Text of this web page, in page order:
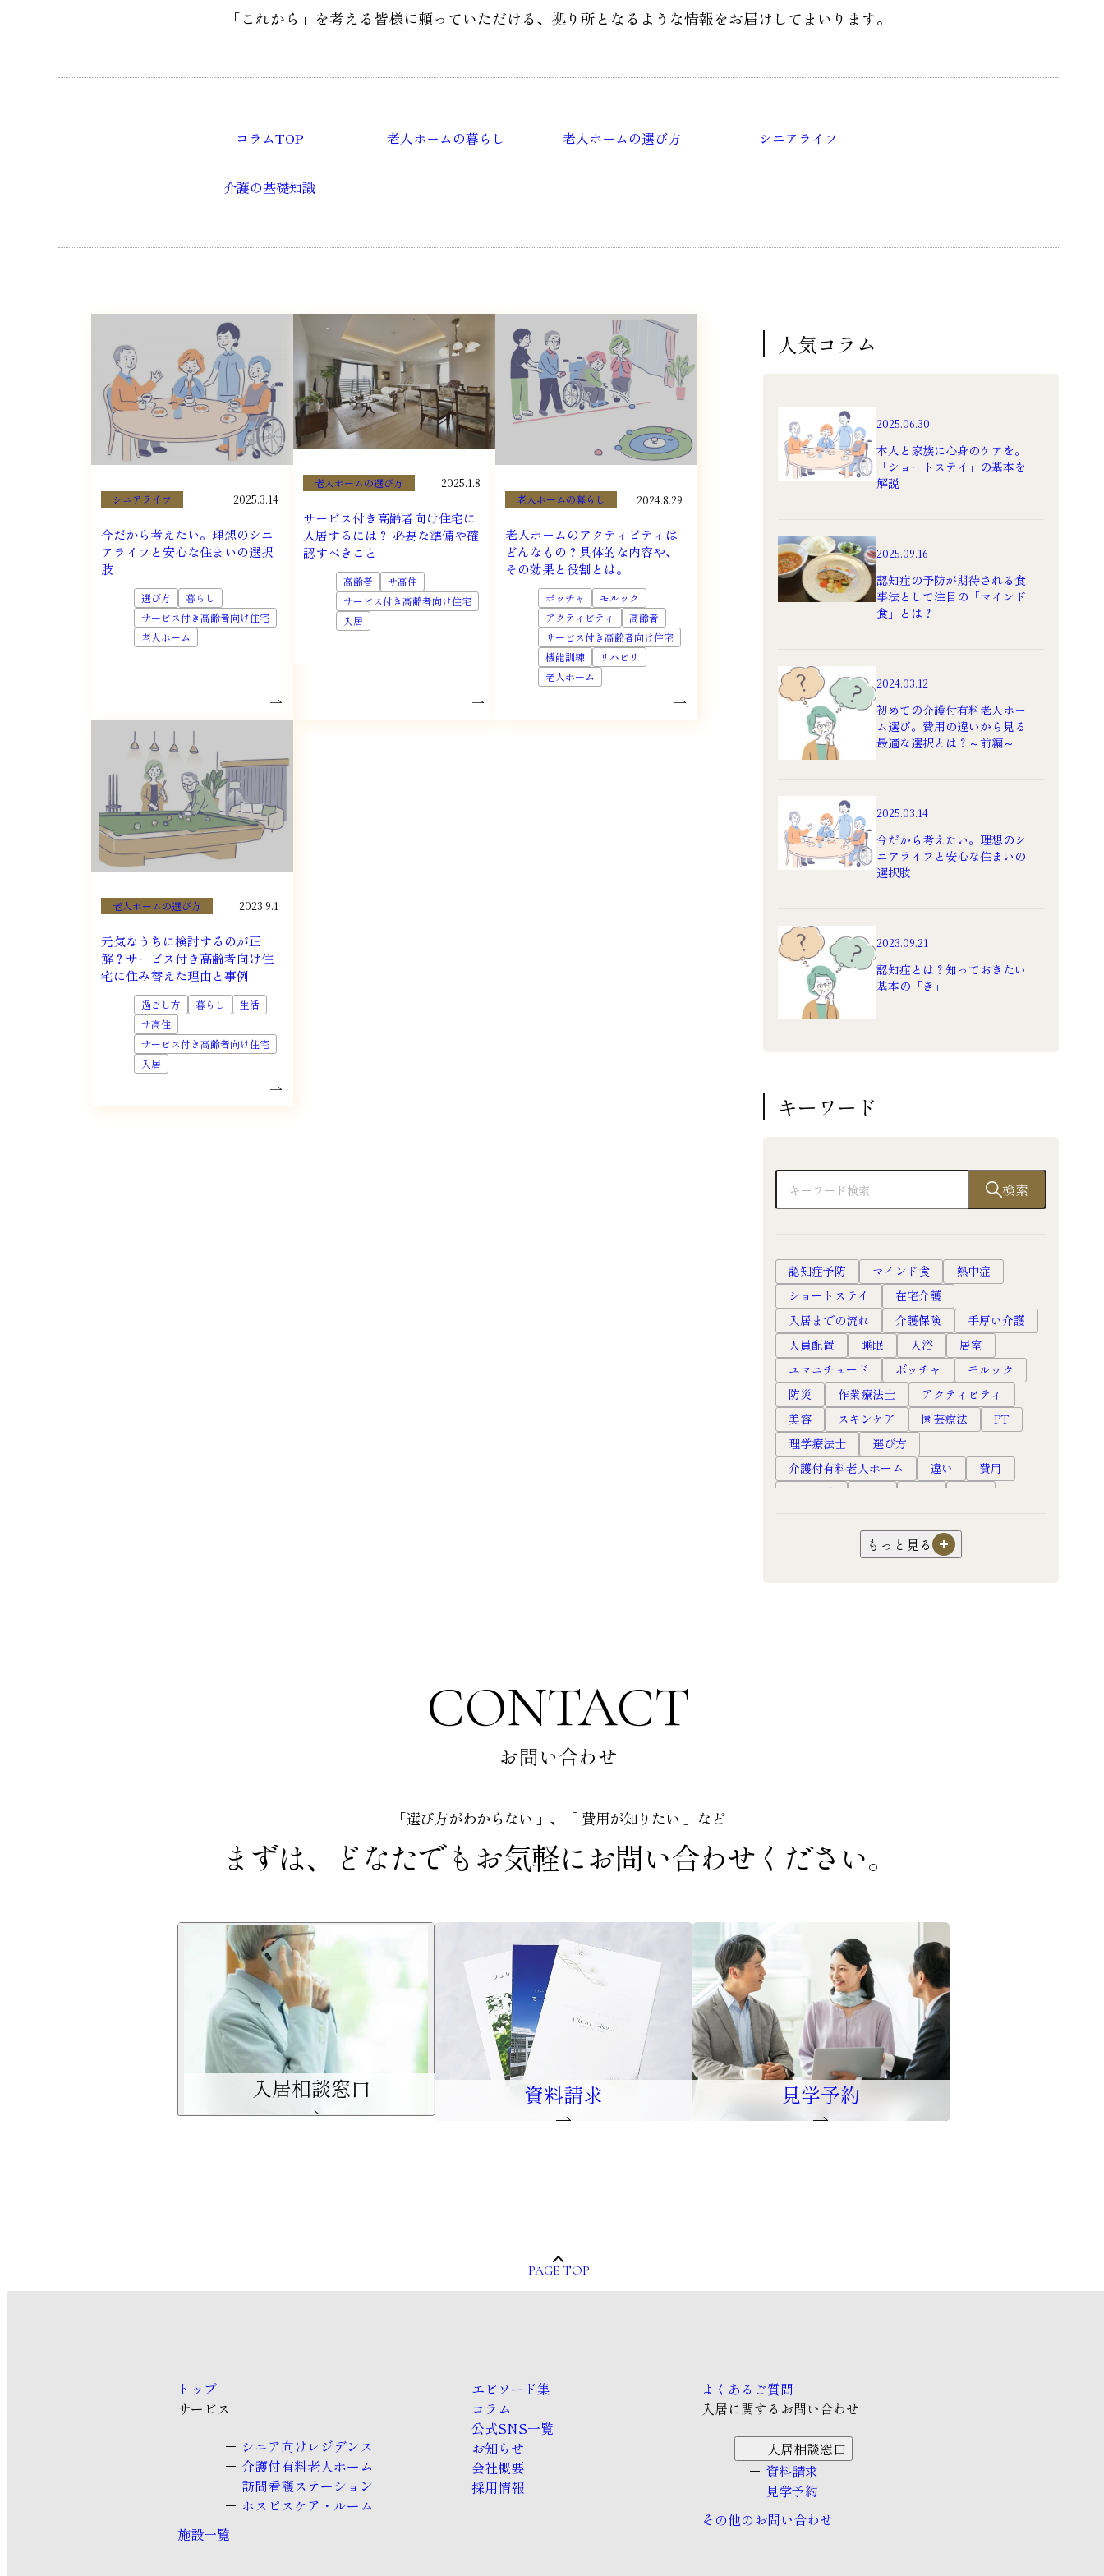
「これから」を考える皆様に頼っていただける、 拠り所となるような情報をお届けしてまいります。
コラムTOP 老人ホームの暮らし 老人ホームの選び方 シニアライフ
介護の基礎知識
シニアライフ 2025.3.14
今だから考えたい。理想のシニ
アライフと安心な住まいの選択
肢
選び方
暮らし
サービス付き高齢者向け住宅
老人ホーム
老人ホームの選び方 2025.1.8
サービス付き高齢者向け住宅に
入居するには？ 必要な準備や確
認すべきこと
高齢者
サ高住
サービス付き高齢者向け住宅
入居
老人ホームの暮らし 2024.8.29
老人ホームのアクティビティは
どんなもの？具体的な内容や、
その効果と役割とは。
ボッチャ
モルック
アクティビティ
高齢者
サービス付き高齢者向け住宅
機能訓練
リハビリ
老人ホーム
老人ホームの選び方 2023.9.1
元気なうちに検討するのが正
解？サービス付き高齢者向け住
宅に住み替えた理由と事例
過ごし方 暮らし
生活
サ高住
サービス付き高齢者向け住宅
入居
人気コラム
2025.06.30
本人と家族に心身のケアを。
「ショートステイ」の基本を
解説
2025.09.16
認知症の予防が期待される食
事法として注目の「マインド
食」とは？
2024.03.12
初めての介護付有料老人ホー
ム選び。費用の違いから見る
最適な選択とは？～前編～
2025.03.14
今だから考えたい。理想のシ
ニアライフと安心な住まいの
選択肢
2023.09.21
認知症とは？知っておきたい
基本の「き」
キーワード
検索
認知症予防 マインド食
熱中症
ショートステイ
在宅介護
入居までの流れ
介護保険
手厚い介護
人員配置
睡眠 入浴
居室
ユマニチュード
ボッチャ
モルック
防災
作業療法士
アクティビティ
美容
スキンケア 園芸療法
PT
理学療法士
選び方
介護付有料老人ホーム
違い
費用
訪問看護
原因 予防
転倒
ホスピス
もっと見る
CONTACT
お問い合わせ
「選び方がわからない 」、「 費用が知りたい 」など
まずは、どなたでもお気軽にお問い合わせください。
入居相談窓口 資料請求 見学予約
PAGE TOP
トップ
サービス
シニア向けレジデンス
介護付有料老人ホーム
訪問看護ステーション
ホスピスケア・ルーム
施設一覧
エピソード集
コラム
公式SNS一覧
お知らせ
会社概要
採用情報
よくあるご質問
入居に関するお問い合わせ
入居相談窓口
資料請求
見学予約
その他のお問い合わせ